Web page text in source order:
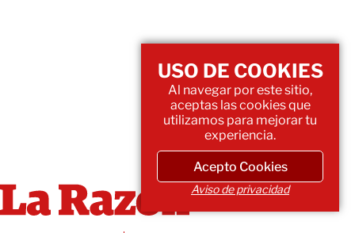
USO DE COOKIES
Al navegar por este sitio,
aceptas las cookies que
utilizamos para mejorar tu
experiencia.
Acepto Cookies
Aviso de privacidad